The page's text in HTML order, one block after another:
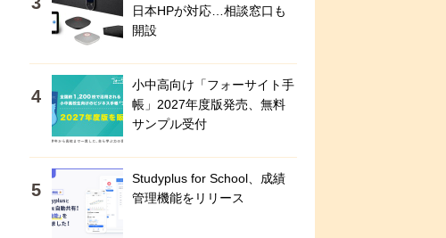
日本HPが対応…相談窓口も
開設
小中高向け「フォーサイト手
帳」2027年度版発売、無料
サンプル受付
Studyplus for School、成績
管理機能をリリース